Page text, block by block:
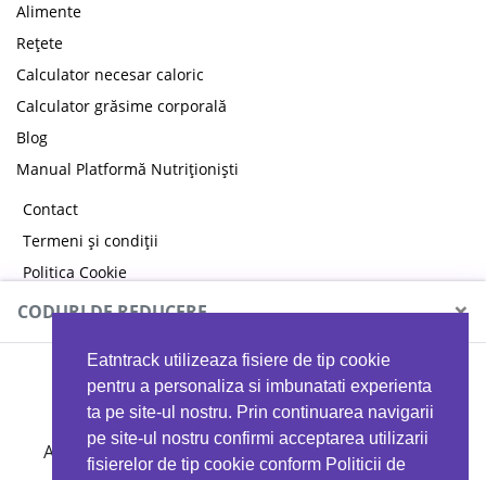
Eatntrack utilizeaza fisiere de tip cookie
pentru a personaliza si imbunatati experienta
ta pe site-ul nostru. Prin continuarea navigarii
pe site-ul nostru confirmi acceptarea utilizarii
fisierelor de tip cookie conform Politicii de
Alimente
Rețete
Calculator necesar caloric
Calculator grăsime corporală
Blog
Manual Platformă Nutriționiști
Contact
Termeni și condiții
Politica Cookie
Politica de confidențialitate
CODURI DE REDUCERE ×
MYPROTEIN
Ai 40%reducere la orice comandă folosind codul